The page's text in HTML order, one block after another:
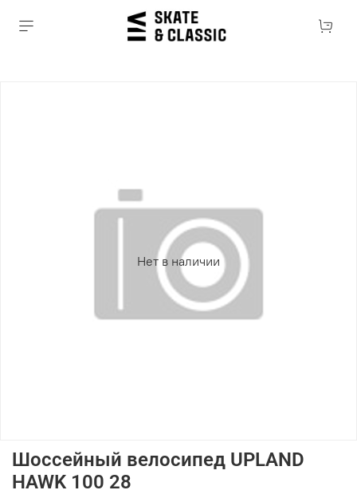
Нет в наличии
Шоссейный велосипед UPLAND
HAWK 100 28